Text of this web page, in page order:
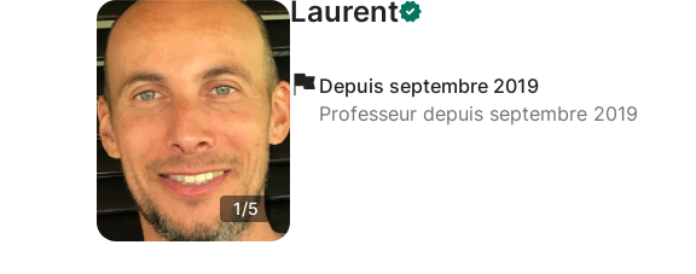
1/5
Laurent
Depuis septembre 2019
Professeur depuis septembre 2019